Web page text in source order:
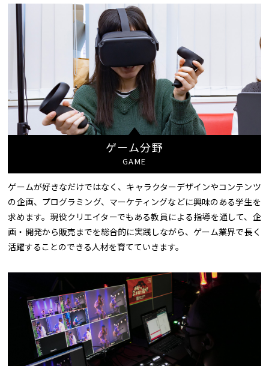
ゲーム分野
GAME
ゲームが好きなだけではなく、キャラクターデザインやコンテンツ
の企画、プログラミング、マーケティングなどに興味のある学生を
求めます。現役クリエイターでもある教員による指導を通して、企
画・開発から販売までを総合的に実践しながら、ゲーム業界で長く
活躍することのできる人材を育てていきます。